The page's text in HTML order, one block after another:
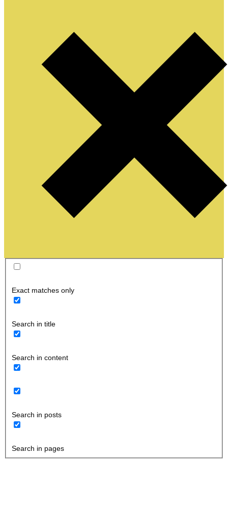
Exact matches only
Search in title
Search in content
Search in posts
Search in pages